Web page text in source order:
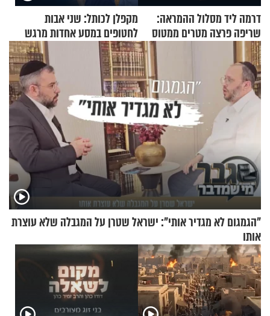
דרמה ליד מסלול ההמראה:
שריפה פרצה מטרים ממטוס
מלא בנוסעים
מקפלן לכותל: שני אבות
לחטופים במסע אחדות מרגש
"הגמגום לא מגדיר אותי": ישראל שטרן על המגבלה שלא עוצרת
אותו